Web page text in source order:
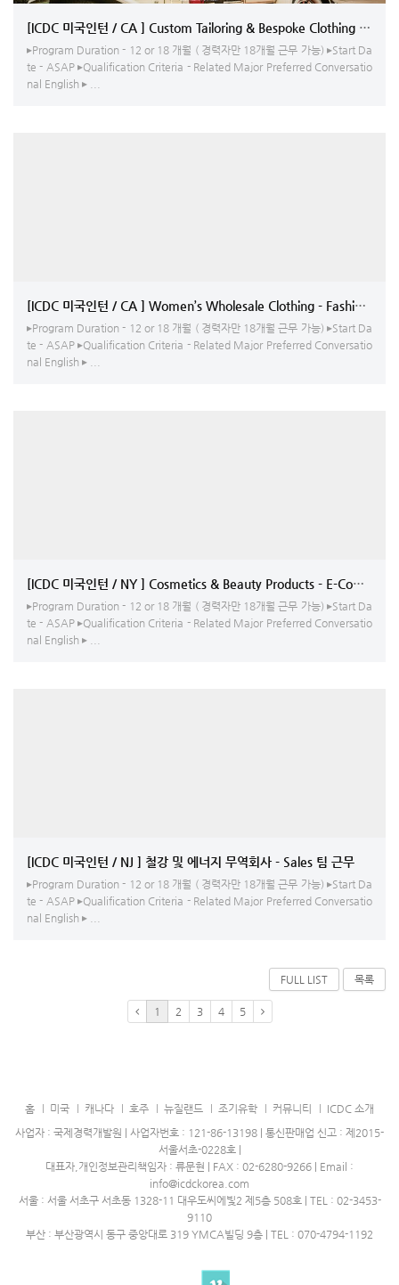
[ICDC 미국인턴 / CA ] Custom Tailoring & Bespoke
▸Program Duration - 12 or 18 개월 ( 경력자만 18개월 근무 가능) ▸Start Da
te - ASAP ▸Qualification Criteria - Related Major Preferred Conversatio
nal English ▸ ...
[ICDC 미국인턴 /
▸Program Duration - 12 or 18 개월 ( 경력자만 18개월 근무 가능) ▸Start Da
te - ASAP ▸Qualification Criteria - Related Major Preferred Conversatio
nal English ▸ ...
[ICDC 미국인턴 / NY ]
▸Program Duration - 12 or 18 개월 ( 경력자만 18개월 근무 가능) ▸Start Da
te - ASAP ▸Qualification Criteria - Related Major Preferred Conversatio
nal English ▸ ...
[ICDC 미국인턴 / NJ ] 철강 및 에너지 무역회사 - Sales 팀 근무
▸Program Duration - 12 or 18 개월 ( 경력자만 18개월 근무 가능) ▸Start Da
te - ASAP ▸Qualification Criteria - Related Major Preferred Conversatio
nal English ▸ ...
FULL LIST 목록
1 2 3 4 5
홈 미국 캐나다 호주 뉴질랜드 조기유학 커뮤니티
ICDC 소개
사업자 : 국제경력개발원 | 사업자번호 : 121-86-13198 | 통신판매업 신고 : 제2015-
서울서초-0228호 |
대표자,개인정보관리책임자 : 류문현 | FAX : 02-6280-9266 | Email :
info@icdckorea.com
서울 : 서울 서초구 서초동 1328-11 대우도씨에빛2 제5층 508호 | TEL : 02-3453-
9110
부산 : 부산광역시 동구 중앙대로 319 YMCA빌딩 9층 | TEL : 070-4794-1192